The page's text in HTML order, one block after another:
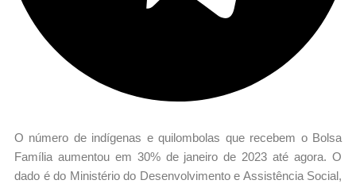
O número de indígenas e quilombolas que recebem o Bolsa
Família aumentou em 30% de janeiro de 2023 até agora. O
dado é do Ministério do Desenvolvimento e Assistência Social,